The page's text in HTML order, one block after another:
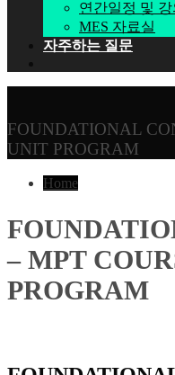
연간일정 및
MES 자료실
자주하는 질문
FOUNDATIONAL
UNIT PROGRAM
Home
– MPT
PROGRAM